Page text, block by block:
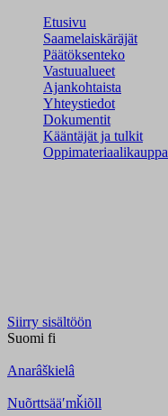
Etusivu
Saamelaiskäräjät
Päätöksenteko
Vastuualueet
Ajankohtaista
Yhteystiedot
Dokumentit
Kääntäjät ja tulkit
Oppimateriaalikauppa
Siirry sisältöön
Suomi fi
Anarâškielâ
Nuõrttsääʹmǩiõll